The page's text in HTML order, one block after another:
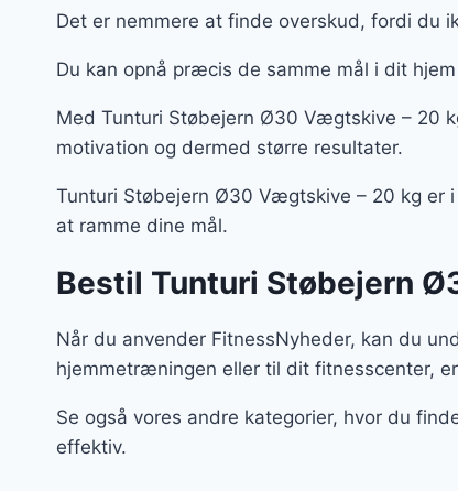
Det er nemmere at finde overskud, fordi du
Du kan opnå præcis de samme mål i dit
Med Tunturi Støbejern Ø30 Vægtskive – 20
motivation og dermed større resultater.
Tunturi Støbejern Ø30 Vægtskive – 20 kg er
at ramme dine mål.
Bestil Tunturi Støbejern
Når du anvender FitnessNyheder, kan du
hjemmetræningen eller til dit fitnesscenter,
Se også vores andre kategorier, hvor du
effektiv.